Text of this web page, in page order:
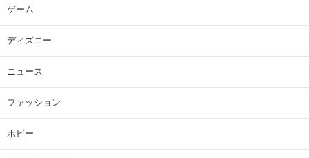
ゲーム
ディズニー
ニュース
ファッション
ホビー